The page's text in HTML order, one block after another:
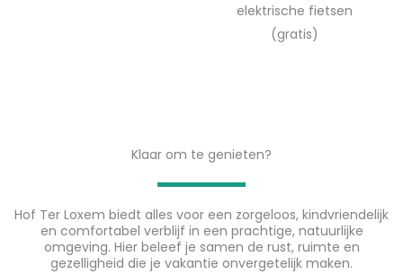
elektrische fietsen
(gratis)
Klaar om te genieten?
Hof Ter Loxem biedt alles voor een zorgeloos, kindvriendelijk
en comfortabel verblijf in een prachtige, natuurlijke
omgeving. Hier beleef je samen de rust, ruimte en
gezelligheid die je vakantie onvergetelijk maken.